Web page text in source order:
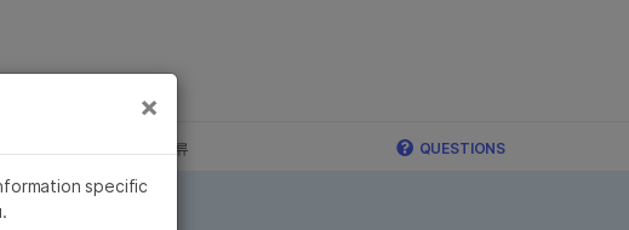
SomaLogic, Illumina 합류 QUESTIONS
×
specific
. 주요
×
구